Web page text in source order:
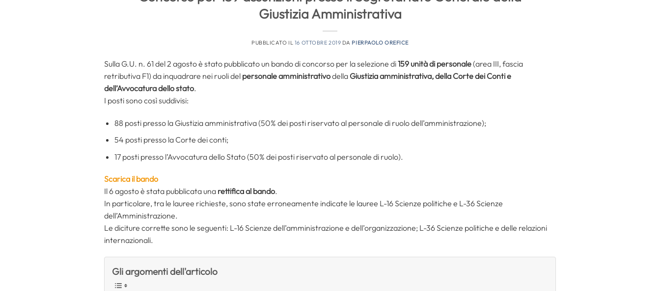
Giustizia Amministrativa
PUBBLICATO IL 16 OTTOBRE 2019 DA PIERPAOLO OREFICE
Sulla G.U. n. 61 del 2 agosto è stato pubblicato un bando di concorso per la selezione di159 unità di personale(area III, fascia
retributiva F1) da inquadrare nei ruoli del personale amministrativodella Giustizia amministrativa, della Corte dei Conti e
dell’Avvocatura dello stato.
I posti sono così suddivisi:
88 posti presso la Giustizia amministrativa (50% dei posti riservato al personale di ruolo dell’amministrazione);
54 posti presso la Corte dei conti;
17 posti presso l’Avvocatura dello Stato (50% dei posti riservato al personale di ruolo).
Scarica il bando
Il 6 agosto è stata pubblicata una rettifica al bando.
In particolare, tra le lauree richieste, sono state erroneamente indicate le lauree L-16 Scienze politiche e L-36 Scienze
dell’Amministrazione.
Le diciture corrette sono le seguenti: L-16 Scienze dell’amministrazione e dell’organizzazione; L-36 Scienze politiche e delle relazioni
internazionali.
Gli argomenti dell'articolo